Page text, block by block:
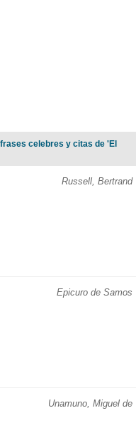
celebres y citas de 'El
Russell, Bertrand
Epicuro de Samos
Unamuno, Miguel de